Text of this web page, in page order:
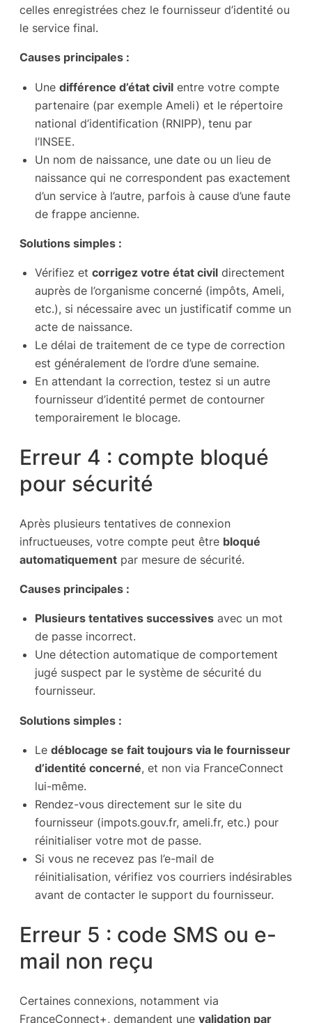
celles enregistrées chez le fournisseur d’identité ou
le service final.
Causes principales :
Une différence d’état civil entre votre compte
partenaire (par exemple Ameli) et le répertoire
national d’identification (RNIPP), tenu par
l’INSEE.
Un nom de naissance, une date ou un lieu de
naissance qui ne correspondent pas exactement
d’un service à l’autre, parfois à cause d’une faute
de frappe ancienne.
Solutions simples :
Vérifiez et corrigez votre état civil directement
auprès de l’organisme concerné (impôts, Ameli,
etc.), si nécessaire avec un justificatif comme un
acte de naissance.
Le délai de traitement de ce type de correction
est généralement de l’ordre d’une semaine.
En attendant la correction, testez si un autre
fournisseur d’identité permet de contourner
temporairement le blocage.
Erreur 4 : compte bloqué
pour sécurité
Après plusieurs tentatives de connexion
infructueuses, votre compte peut être bloqué
automatiquement par mesure de sécurité.
Causes principales :
Plusieurs tentatives successives avec un mot
de passe incorrect.
Une détection automatique de comportement
jugé suspect par le système de sécurité du
fournisseur.
Solutions simples :
Le déblocage se fait toujours via le fournisseur
d’identité concerné, et non via FranceConnect
lui-même.
Rendez-vous directement sur le site du
fournisseur (impots.gouv.fr, ameli.fr, etc.) pour
réinitialiser votre mot de passe.
Si vous ne recevez pas l’e-mail de
réinitialisation, vérifiez vos courriers indésirables
avant de contacter le support du fournisseur.
Erreur 5 : code SMS ou e-
mail non reçu
Certaines connexions, notamment via
FranceConnect+, demandent une validation par